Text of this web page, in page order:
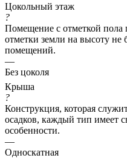
Цокольный этаж
?
Помещение с отметкой
отметки земли на высоту
помещений.
—
Без цоколя
Крыша
?
Конструкция, которая
осадков, каждый тип имеет
особенности.
—
Односкатная